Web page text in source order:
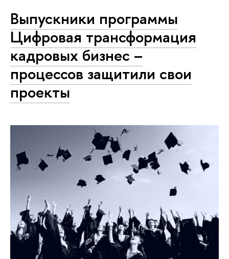
Выпускники программы
Цифровая трансформация
кадровых бизнес –
процессов защитили свои
проекты